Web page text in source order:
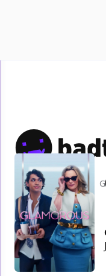
Home TV